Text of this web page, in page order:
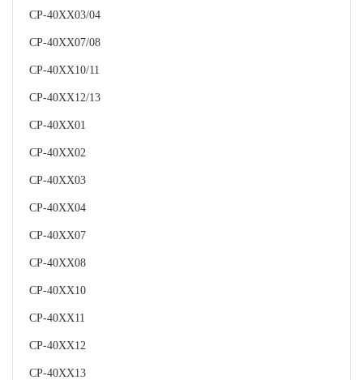
CP-40XX03/04
CP-40XX07/08
CP-40XX10/11
CP-40XX12/13
CP-40XX01
CP-40XX02
CP-40XX03
CP-40XX04
CP-40XX07
CP-40XX08
CP-40XX10
CP-40XX11
CP-40XX12
CP-40XX13